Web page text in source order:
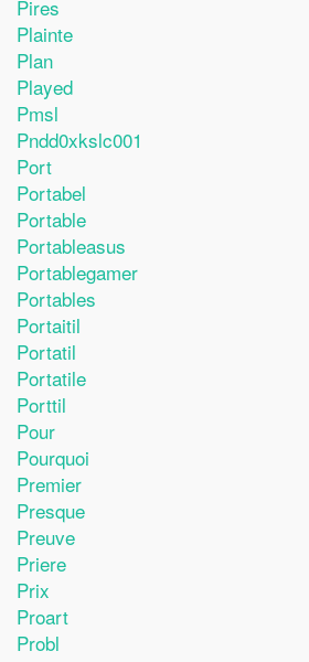
Pires
Plainte
Plan
Played
Pmsl
Pndd0xkslc001
Port
Portabel
Portable
Portableasus
Portablegamer
Portables
Portaitil
Portatil
Portatile
Porttil
Pour
Pourquoi
Premier
Presque
Preuve
Priere
Prix
Proart
Probl